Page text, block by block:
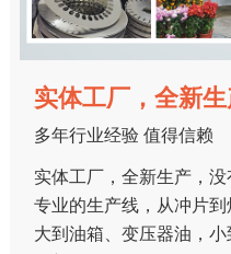
实体工厂，全新
多年行业经验 值得信赖
实体工厂，全新生产，
专业的生产线，从冲片到
大到油箱、变压器油，